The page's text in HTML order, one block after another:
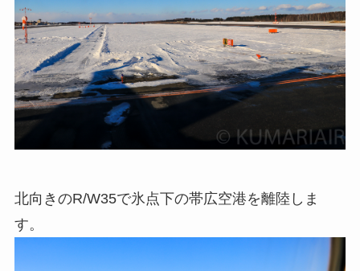
北向きのR/W35で氷点下の帯広空港を離陸しま
す。